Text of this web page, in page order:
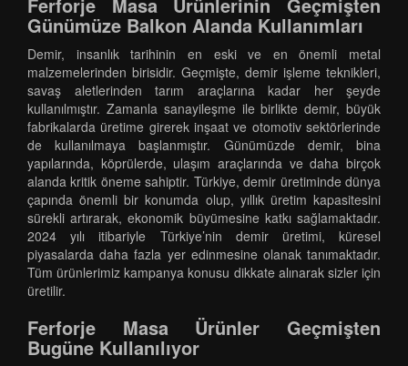
Günümüze Balkon Alanda Kullanımları
Demir, insanlık tarihinin en eski ve en önemli metal
malzemelerinden birisidir. Geçmişte, demir işleme teknikleri,
savaş aletlerinden tarım araçlarına kadar her şeyde
kullanılmıştır. Zamanla sanayileşme ile birlikte demir, büyük
fabrikalarda üretime girerek inşaat ve otomotiv sektörlerinde
de kullanılmaya başlanmıştır. Günümüzde demir, bina
yapılarında, köprülerde, ulaşım araçlarında ve daha birçok
alanda kritik öneme sahiptir. Türkiye, demir üretiminde dünya
çapında önemli bir konumda olup, yıllık üretim kapasitesini
sürekli artırarak, ekonomik büyümesine katkı sağlamaktadır.
2024 yılı itibariyle Türkiye’nin demir üretimi, küresel
piyasalarda daha fazla yer edinmesine olanak tanımaktadır.
Tüm ürünlerimiz kampanya konusu dikkate alınarak sizler için
üretilir.
Ferforje Masa Ürünler Geçmişten
Bugüne Kullanılıyor